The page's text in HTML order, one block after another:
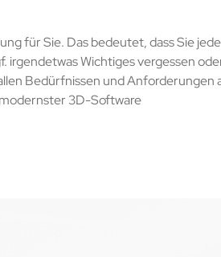
für Sie. Das bedeutet, dass Sie
irgendetwas Wichtiges vergessen
Bedürfnissen und Anforderungen
3D-Software